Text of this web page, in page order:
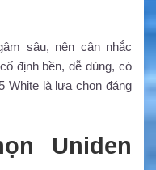
sâu, nên cân nhắc
định bền, dễ dùng, có
White là lựa chọn đáng
Uniden